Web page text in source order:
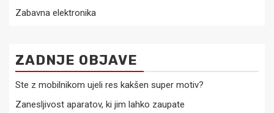
Zabavna elektronika
ZADNJE OBJAVE
Ste z mobilnikom ujeli res kakšen super motiv?
Zanesljivost aparatov, ki jim lahko zaupate